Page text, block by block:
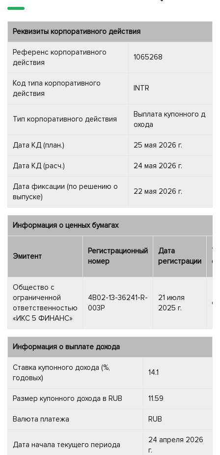
Реквизиты корпоративного действия
Референс корпоративного
действия
1065268
Код типа корпоративного
действия
INTR
Тип корпоративного действия
Выплата купонного д
охода
Дата КД (план.) 25 мая 2026 г.
Дата КД (расч.) 24 мая 2026 г.
Дата фиксации (по решению о
выпуске)
22 мая 2026 г.
Информация о ценных бумагах
Эмитент
Регистрационный
номер
Дата
регистрации
Общество с
ограниченной
ответственностью
«ИКС 5 ФИНАНС»
4B02-13-36241-R-
003P
21 июля
2025 г.
Информация о выплате дохода
Ставка купонного дохода (%,
годовых)
14.1
Размер купонного дохода в RUB 11.59
Валюта платежа RUB
Дата начала текущего периода
24 апреля 2026
г.